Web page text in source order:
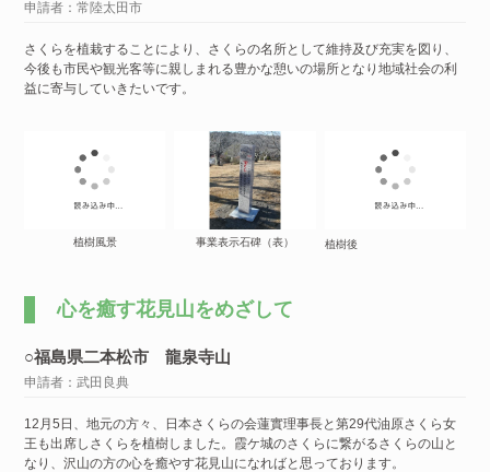
申請者：常陸太田市
さくらを植栽することにより、さくらの名所として維持及び充実を図り、
今後も市民や観光客等に親しまれる豊かな憩いの場所となり地域社会の利
益に寄与していきたいです。
植樹風景 事業表示石碑（表） 植樹後
心を癒す花見山をめざして
○福島県二本松市 龍泉寺山
申請者：武田良典
12月5日、地元の方々、日本さくらの会蓮實理事長と第29代油原さくら女
王も出席しさくらを植樹しました。霞ケ城のさくらに繋がるさくらの山と
なり、沢山の方の心を癒やす花見山になればと思っております。